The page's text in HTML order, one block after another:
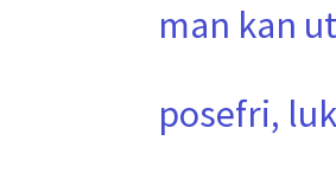
man kan
posefri,